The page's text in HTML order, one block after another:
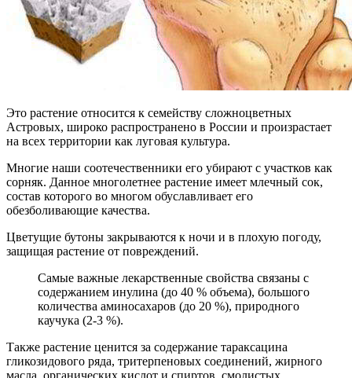
Это растение относится к семейству сложноцветных
Астровых, широко распространено в России и произрастает
на всех территории как луговая культура.
Многие наши соотечественники его убирают с участков как
сорняк. Данное многолетнее растение имеет млечный сок,
состав которого во многом обуславливает его
обезболивающие качества.
Цветущие бутоны закрываются к ночи и в плохую погоду,
защищая растение от повреждений.
Самые важные лекарственные свойства связаны с
содержанием инулина (до 40 % объема), большого
количества аминосахаров (до 20 %), природного
каучука (2-3 %).
Также растение ценится за содержание тараксацина
гликозидового ряда, тритерпеновых соединений, жирного